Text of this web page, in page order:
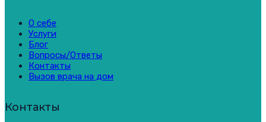
О себе
Услуги
Блог
Вопросы/Ответы
Контакты
Вызов врача на дом
Контакты